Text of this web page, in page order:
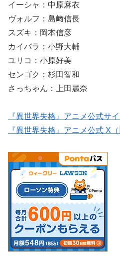
イーシャ：中原麻衣
ヴォルフ：島﨑信長
スズキ：岡本信彦
カイバラ：小野大輔
ユリコ：小原好美
センゴク：杉田智和
さっちゃん：上田麗奈
『異世界失格』アニメ公式サイ
『異世界失格』アニメ公式 X（